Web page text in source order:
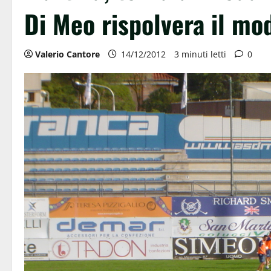
Di Meo rispolvera il
Valerio Cantore 14/12/2012 3 minuti letti 0